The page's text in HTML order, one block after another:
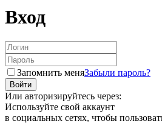
Вход
Запомнить меняЗабыли пароль?
Или авторизируйтесь через:
Используйте свой аккаунт
в социальных сетях, чтобы